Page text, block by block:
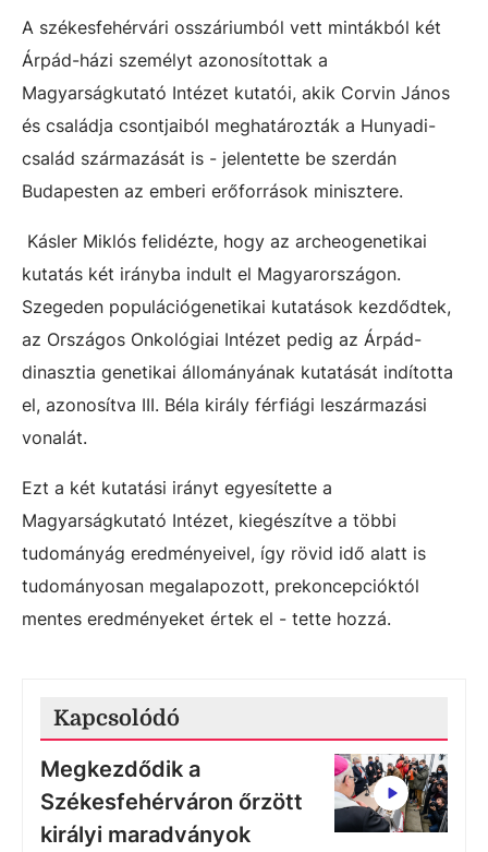
A székesfehérvári osszáriumból vett mintákból két
Árpád-házi személyt azonosítottak a
Magyarságkutató Intézet kutatói, akik Corvin János
és családja csontjaiból meghatározták a Hunyadi-
család származását is - jelentette be szerdán
Budapesten az emberi erőforrások minisztere.
Kásler Miklós felidézte, hogy az archeogenetikai
kutatás két irányba indult el Magyarországon.
Szegeden populációgenetikai kutatások kezdődtek,
az Országos Onkológiai Intézet pedig az Árpád-
dinasztia genetikai állományának kutatását indította
el, azonosítva III. Béla király férfiági leszármazási
vonalát.
Ezt a két kutatási irányt egyesítette a
Magyarságkutató Intézet, kiegészítve a többi
tudományág eredményeivel, így rövid idő alatt is
tudományosan megalapozott, prekoncepcióktól
mentes eredményeket értek el - tette hozzá.
Kapcsolódó
Megkezdődik a
Székesfehérváron őrzött
királyi maradványok